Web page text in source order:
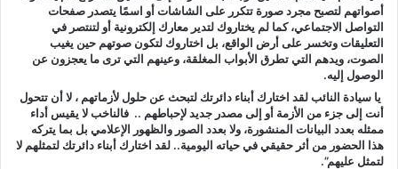
أصواتهم لتصبح مجرد صورة تتكرر على الشاشات أو اسمًا يتصدر صفحات
التواصل الاجتماعي، كما لم يختاروك لتدير معارك إلكترونية أو لتنتصر في
التعليقات وتخسر على أرض الواقع، بل اختاروك لتكون صوتهم حين يغيب
الصوت، ويدهم التي تطرق الأبواب المغلقة، وعينهم التي ترى ما يعجزون عن
الوصول إليه.
يا سيادة النائب لقد اختارك أبناء دائرتك لتبحث عن حلول لأزماتهم ، لا أن تتحول
أنت إلى جزء من الأزمة أو إلى مصدر جديد لإحباطهم .. فالناخب لا يقيس أداء
ممثله بعدد البيانات المنشورة، ولا بعدد الصور والظهور الإعلامي بل بما يتركه
هذا الحضور من أثر حقيقي في حياته اليومية.. لقد اختارك أبناء دائرتك لتمثلهم لا
لتمثل عليهم”.